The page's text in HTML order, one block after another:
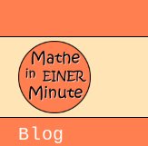
springen
Blog